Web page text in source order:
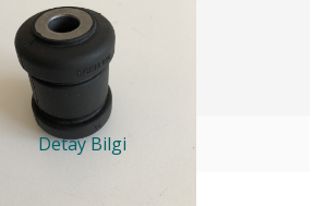
Detay Bilgi